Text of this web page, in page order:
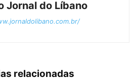
Jornal do Líbano
relacionadas